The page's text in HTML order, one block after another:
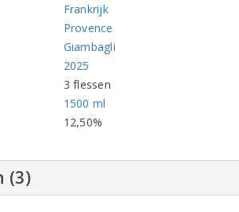
Frankrijk
Provence
Giambagli
2025
3 flessen
1500 ml
12,50%
(3)